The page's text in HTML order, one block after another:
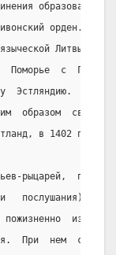
образовалось
орден.
Литвы.  В
Поморье  с
Эстляндию.  В
образом  свои
в 1402
рыцарей,
послушания),
При  нем